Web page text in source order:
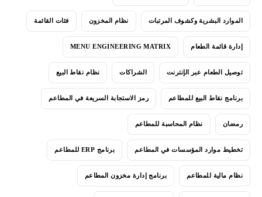
الموارد البشرية وكشوف المرتبات نظام المخزون فئات القائمة
إدارة قائمة الطعام MENU ENGINEERING MATRIX
توصيل الطعام عبر الإنترنت الشراكات نظام نقاط البيع
برنامج نقاط البيع للمطاعم رمز الاستجابة السريعة في المطاعم
رمضان نظام المحاسبة للمطاعم
تخطيط موارد المؤسسات في المطاعم برنامج ERP للمطاعم
نظام مالية للمطاعم برنامج إدارة مخزون المطاعم